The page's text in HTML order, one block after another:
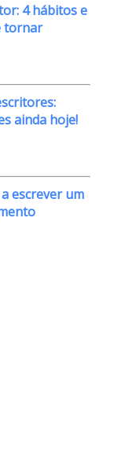
4 hábitos e
tornar
ainda hoje!
escrever um